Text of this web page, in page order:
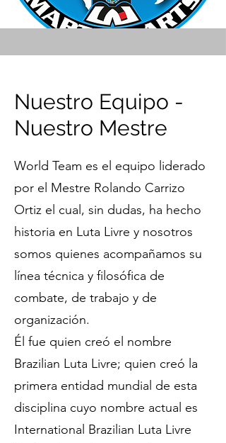
Nuestro Equipo -
Nuestro Mestre
World Team es el equipo liderado
por el Mestre Rolando Carrizo
Ortiz el cual, sin dudas, ha hecho
historia en Luta Livre y nosotros
somos quienes acompañamos su
línea técnica y filosófica de
combate, de trabajo y de
organización.
Él fue quien creó el nombre
Brazilian Luta Livre; quien creó la
primera entidad mundial de esta
disciplina cuyo nombre actual es
International Brazilian Luta Livre